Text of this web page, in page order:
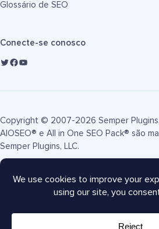
Glossário de SEO
Conecte-se conosco
Copyright © 2007-2026 Semper Plugins,
AIOSEO® e All in One SEO Pack® são
Semper Plugins, LLC.
Termos de Serviço Política de
Mapa do site
Cupom AIOSEO